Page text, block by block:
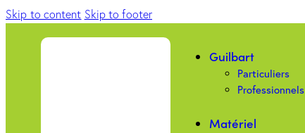
Skip to content Skip to footer
Guilbart
Particuliers
Professionnels
Matériel